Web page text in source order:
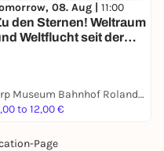
08. Aug | 11:00
den Sternen! Weltraum
Weltflucht seit der
Arp Museum Bahnhof Rolandseck
to 12,00 €
Page